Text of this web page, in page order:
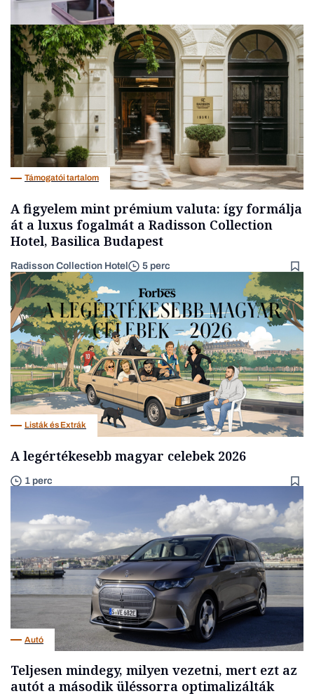
Big tech
Támogatói tartalom
A figyelem mint prémium valuta: így formálja
át a luxus fogalmát a Radisson Collection
Hotel, Basilica Budapest
Radisson Collection Hotel 5 perc
Listák és Extrák
A legértékesebb magyar celebek 2026
1 perc
Autó
Teljesen mindegy, milyen vezetni, mert ezt az
autót a második üléssorra optimalizálták